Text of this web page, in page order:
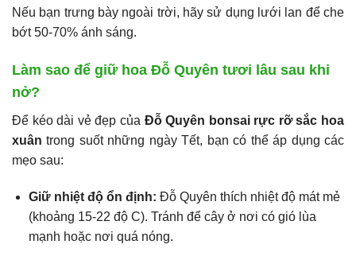
Nếu bạn trưng bày ngoài trời, hãy sử dụng lưới lan để che
bớt 50-70% ánh sáng.
Làm sao để giữ hoa Đỗ Quyên tươi lâu sau khi
nở?
Để kéo dài vẻ đẹp của Đỗ Quyên bonsai rực rỡ sắc hoa
xuân trong suốt những ngày Tết, bạn có thể áp dụng các
mẹo sau:
Giữ nhiệt độ ổn định: Đỗ Quyên thích nhiệt độ mát mẻ
(khoảng 15-22 độ C). Tránh để cây ở nơi có gió lùa
mạnh hoặc nơi quá nóng.